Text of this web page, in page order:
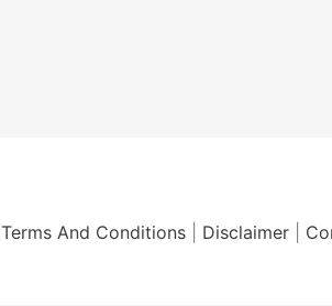
Terms And Conditions| Disclaimer|